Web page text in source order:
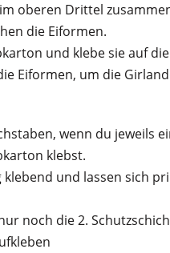
oberen Drittel
die Eiformen.
und klebe sie auf
Eiformen, um die
wenn du jeweils
klebst.
und lassen sich
noch die 2.